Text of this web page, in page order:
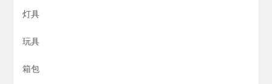
灯具
玩具
箱包